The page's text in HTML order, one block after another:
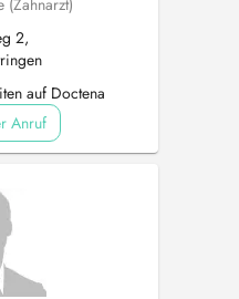
(Zahnarzt)
2,
auf Doctena
Anruf